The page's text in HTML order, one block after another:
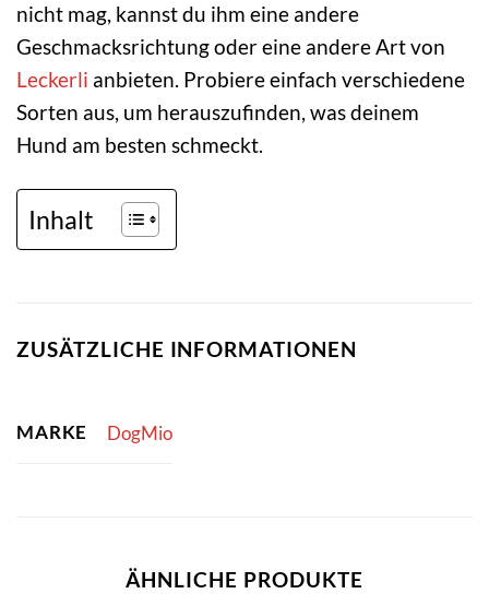
nicht mag, kannst du ihm eine andere
Geschmacksrichtung oder eine andere Art von
Leckerli anbieten. Probiere einfach verschiedene
Sorten aus, um herauszufinden, was deinem
Hund am besten schmeckt.
Inhalt
ZUSÄTZLICHE INFORMATIONEN
MARKE DogMio
ÄHNLICHE PRODUKTE